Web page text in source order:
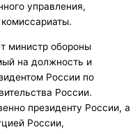
управления,
министр обороны
на должность и
России по
России.
президенту России, а
России,